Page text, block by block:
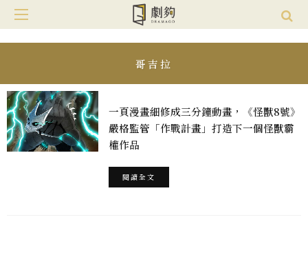
哥吉拉
一頁漫畫細修成三分鐘動畫，《怪獸8號》
嚴格監管「作戰計畫」打造下一個怪獸霸
權作品
閱讀全文